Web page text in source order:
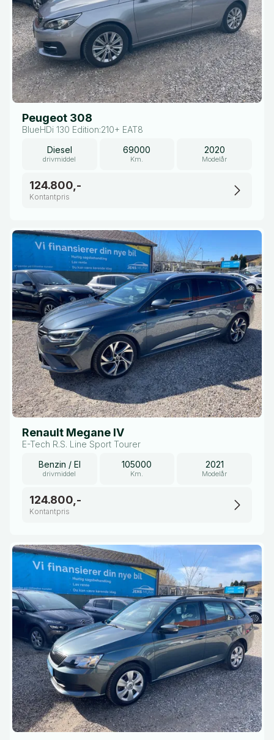
Peugeot 308
BlueHDi 130 Edition:210+ EAT8
Diesel
drivmiddel
69000
Km.
2020
Modelår
124.800,-
Kontantpris
Renault Megane IV
E-Tech R.S. Line Sport Tourer
Benzin / El
drivmiddel
105000
Km.
2021
Modelår
124.800,-
Kontantpris